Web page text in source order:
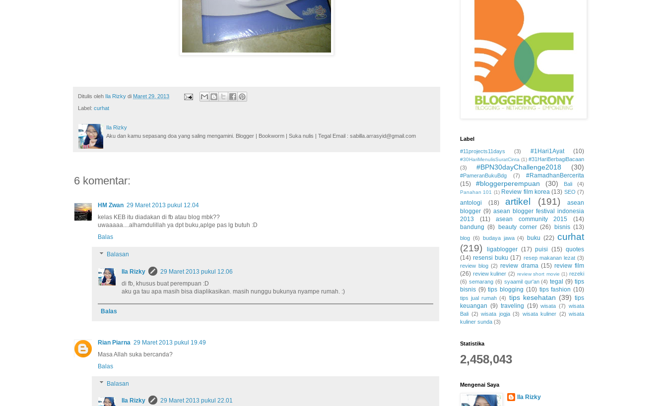
Ditulis oleh Ila Rizky di Maret 29, 2013
Label: curhat
Ila Rizky
Aku dan kamu sepasang doa yang saling mengamini. Blogger | Bookworm | Suka nulis | Tegal Email : sabilla.arrasyid@gmail.com
6 komentar:
HM Zwan 29 Maret 2013 pukul 12.04
kelas KEB itu diadakan di fb atau blog mbk??
uwaaaaa....alhamdulillah ya dpt buku,aplge pas lg butuh :D
Balas
Balasan
Ila Rizky
29 Maret 2013 pukul 12.06
di fb, khusus buat perempuan :D
aku ga tau apa masih bisa diaplikasikan. masih nunggu bukunya nyampe rumah. :)
Balas
Rian Piarna 29 Maret 2013 pukul 19.49
Masa Allah suka bercanda?
Balas
Balasan
Ila Rizky
29 Maret 2013 pukul 22.01
Label
#11projects11days (3) #1Hari1Ayat (10)
#30HariMenulisSuratCinta (1) #31HariBerbagiBacaan
(3)
#BPN30dayChallenge2018 (30)
#PameranBukuBdg (7)
#RamadhanBercerita
(15)
#bloggerperempuan (30) Bali (4)
Panahan 101 (1) Review film korea (13) SEO (7)
antologi (18) artikel (191)
asean
blogger (9) asean blogger festival indonesia
2013
(11) asean community 2015
(14)
bandung (8) beauty corner (26) bisnis (13)
blog (6) budaya jawa (4) buku (22) curhat
(219)
ligablogger (17) puisi (15) quotes
(14) resensi buku (17) resep makanan lezat (3)
review blog (2) review drama (15) review film
(26) review kuliner (2) review short movie (1) rezeki
(6) semarang (6) syaamil qur'an (4) tegal (9) tips
bisnis (9) tips blogging (10) tips fashion (10)
tips jual rumah (4) tips kesehatan (39) tips
keuangan (9) traveling (19) wisata (7) wisata
Bali (2) wisata jogja (3) wisata kuliner (2) wisata
kuliner sunda (3)
Statistika
2,458,043
Mengenai Saya
Ila Rizky